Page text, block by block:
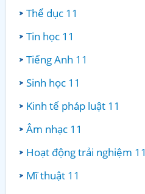
Thể dục 11
Tin học 11
Tiếng Anh 11
Sinh học 11
Kinh tế pháp luật 11
Âm nhạc 11
Hoạt động trải nghiệm 11
Mĩ thuật 11